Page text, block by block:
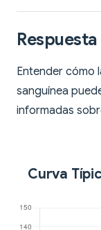
Entender cómo
sanguínea
informadas
Curva